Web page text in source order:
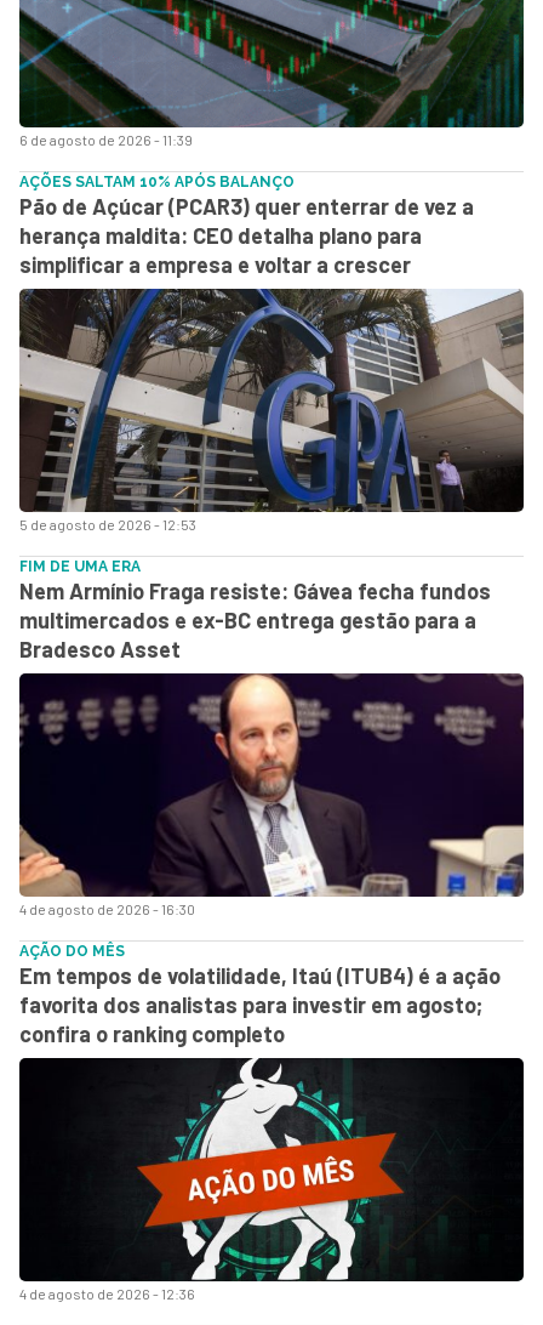
6 de agosto de 2026 - 11:39
5 de agosto de 2026 - 12:53
AÇÕES SALTAM 10% APÓS BALANÇO
Pão de Açúcar (PCAR3) quer enterrar de vez a
herança maldita: CEO detalha plano para
simplificar a empresa e voltar a crescer
4 de agosto de 2026 - 16:30
FIM DE UMA ERA
Nem Armínio Fraga resiste: Gávea fecha fundos
multimercados e ex-BC entrega gestão para a
Bradesco Asset
4 de agosto de 2026 - 12:36
AÇÃO DO MÊS
Em tempos de volatilidade, Itaú (ITUB4) é a ação
favorita dos analistas para investir em agosto;
confira o ranking completo